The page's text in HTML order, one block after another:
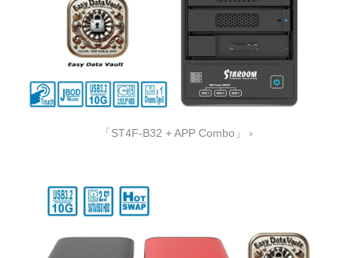
「ST4F-B32 + APP Combo」 ›